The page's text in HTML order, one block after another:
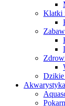
Klatki
Akwarystyka